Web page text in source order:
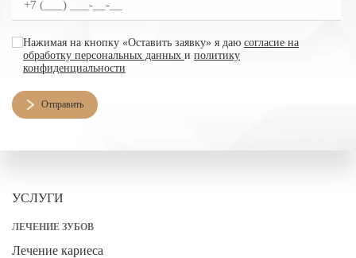
согласие на обработку персональных данных
Нажимая на кнопку «Оставить заявку» я даю согласие на
обработку персональных данных и политику
конфиденциальности
Отправить
УСЛУГИ
ЛЕЧЕНИЕ ЗУБОВ
Лечение кариеса